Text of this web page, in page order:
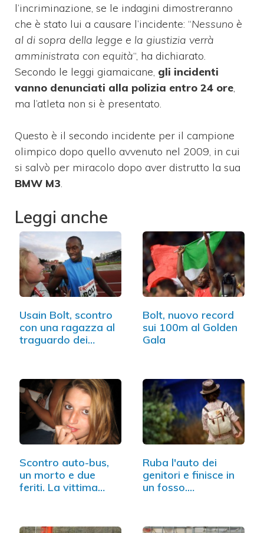
l’incriminazione, se le indagini dimostreranno
che è stato lui a causare l’incidente: “Nessuno è
al di sopra della legge e la giustizia verrà
amministrata con equità“, ha dichiarato.
Secondo le leggi giamaicane, gli incidenti
vanno denunciati alla polizia entro 24 ore,
ma l’atleta non si è presentato.
Questo è il secondo incidente per il campione
olimpico dopo quello avvenuto nel 2009, in cui
si salvò per miracolo dopo aver distrutto la sua
BMW M3.
Leggi anche
Usain Bolt, scontro
con una ragazza al
traguardo dei…
Bolt, nuovo record
sui 100m al Golden
Gala
Scontro auto-bus,
un morto e due
feriti. La vittima…
Ruba l'auto dei
genitori e finisce in
un fosso.…